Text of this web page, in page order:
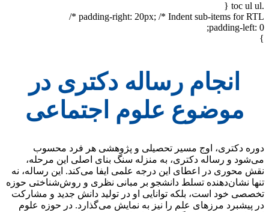
.toc ul ul {
padding-right: 20px; /* Indent sub-items for RTL */
padding-left: 0;
}
انجام رساله دکتری در
موضوع علوم اجتماعی
دوره دکتری، اوج مسیر تحصیلی و پژوهشی هر فرد محسوب
می‌شود و رساله دکتری، به منزله سنگ بنای اصلی این مرحله،
نقش محوری در اعطای این درجه علمی ایفا می‌کند. این رساله، نه
تنها نشان‌دهنده تسلط دانشجو بر مبانی نظری و روش‌شناختی حوزه
تخصصی خود است، بلکه توانایی او در تولید دانش جدید و مشارکت
در پیشبرد مرزهای علم را نیز به نمایش می‌گذارد. در حوزه علوم